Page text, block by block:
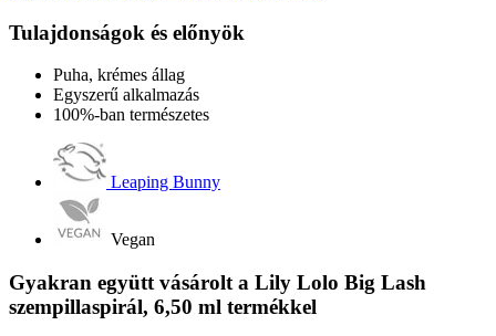
Tulajdonságok és előnyök
Puha, krémes állag
Egyszerű alkalmazás
100%-ban természetes
Leaping Bunny
Vegan
Gyakran együtt vásárolt a Lily Lolo Big Lash
szempillaspirál, 6,50 ml termékkel